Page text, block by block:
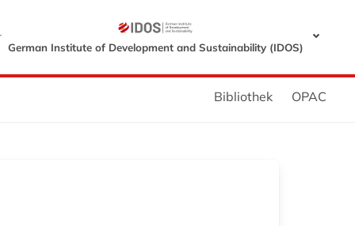
German Institute of Development and Sustainability (IDOS)
Bibliothek OPAC